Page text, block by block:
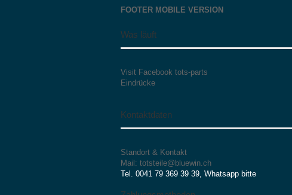
FOOTER MOBILE VERSION
Was läuft
Visit Facebook tots-parts
Eindrücke
Kontaktdaten
Standort & Kontakt
Mail: totsteile@bluewin.ch
Tel. 0041 79 369 39 39, Whatsapp bitte